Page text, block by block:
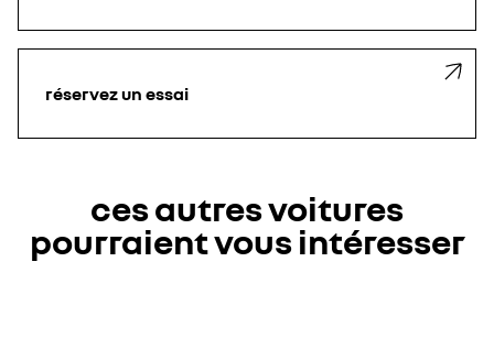
réservez un essai
ces autres voitures
pourraient vous intéresser